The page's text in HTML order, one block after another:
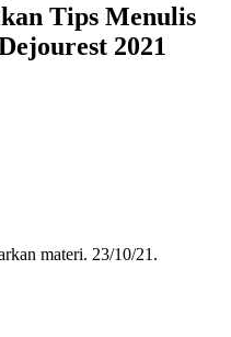
Tips Menulis
2021
materi. 23/10/21.